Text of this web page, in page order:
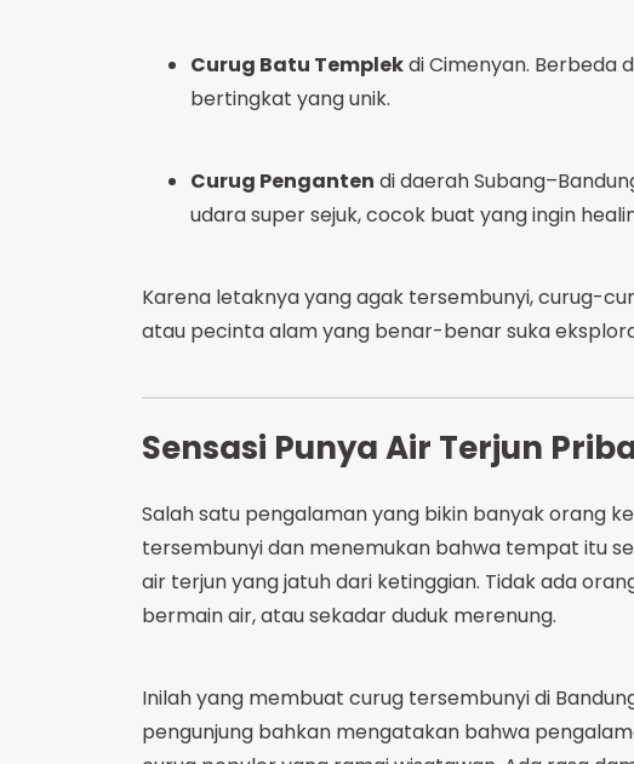
Curug Batu Templekdi Cimenyan. Berbeda
bertingkat yang unik.
Curug Penganten di daerah
udara super sejuk, cocok buat yang ingin
Karena letaknya yang agak tersembunyi, curug-
atau pecinta alam yang benar-benar suka
Sensasi Punya Air Terjun
Salah satu pengalaman yang bikin banyak orang
tersembunyi dan menemukan bahwa tempat itu
air terjun yang jatuh dari ketinggian. Tidak ada
bermain air, atau sekadar duduk merenung.
Inilah yang membuat curug tersembunyi di
pengunjung bahkan mengatakan bahwa